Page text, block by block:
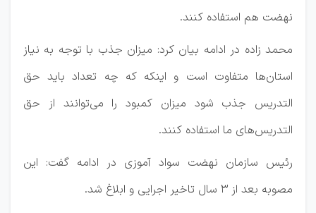
نهضت هم استفاده کنند.
محمد زاده در ادامه بیان کرد: میزان جذب با توجه به نیاز
استان‌ها متفاوت است و اینکه که چه تعداد باید حق
التدریس جذب شود میزان کمبود را می‌توانند از حق
التدریس‌های ما استفاده کنند.
رئیس سازمان نهضت سواد آموزی در ادامه گفت: این
مصوبه بعد از ۳ سال تاخیر اجرایی و ابلاغ شد.